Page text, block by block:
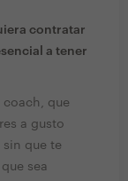
contratar
a tener
que
a gusto
que te
sea